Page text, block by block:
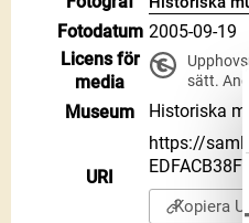
Fotodatum 2005-09-19
Licens för
media
sätt.
Museum Historiska
URI
https://
Kopiera URI